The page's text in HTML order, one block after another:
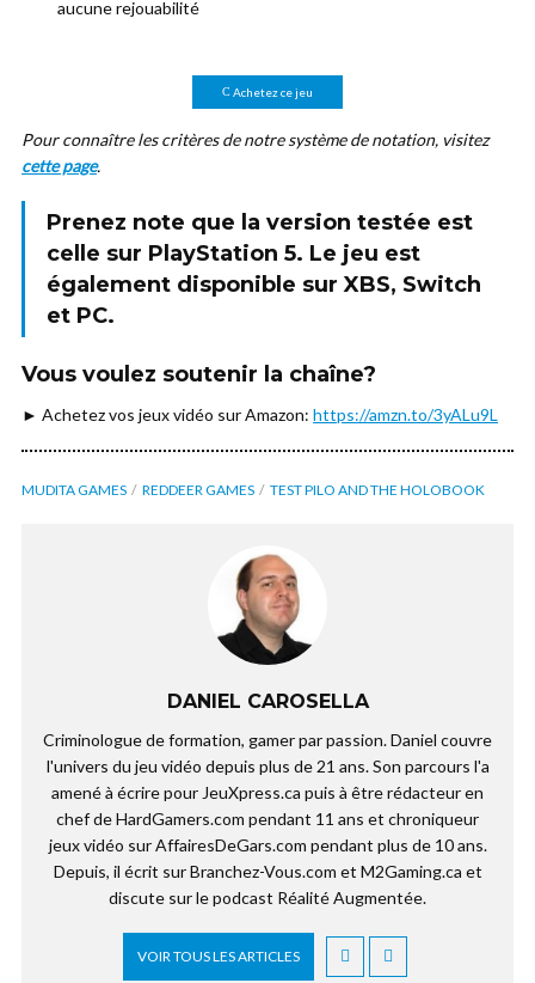
aucune rejouabilité
Achetez ce jeu
Pour connaître les critères de notre système de notation, visitez
cette page.
Prenez note que la version testée est
celle sur PlayStation 5. Le jeu est
également disponible sur XBS, Switch
et PC.
Vous voulez soutenir la chaîne?
► Achetez vos jeux vidéo sur Amazon: https://amzn.to/3yALu9L
MUDITA GAMES REDDEER GAMES TEST PILO AND THE HOLOBOOK
DANIEL CAROSELLA
Criminologue de formation, gamer par passion. Daniel couvre
l'univers du jeu vidéo depuis plus de 21 ans. Son parcours l'a
amené à écrire pour JeuXpress.ca puis à être rédacteur en
chef de HardGamers.com pendant 11 ans et chroniqueur
jeux vidéo sur AffairesDeGars.com pendant plus de 10 ans.
Depuis, il écrit sur Branchez-Vous.com et M2Gaming.ca et
discute sur le podcast Réalité Augmentée.
VOIR TOUS LES ARTICLES